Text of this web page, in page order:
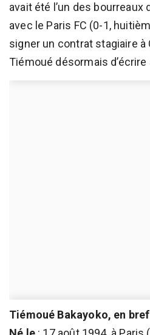
avait été l’un des bourreaux
avec le Paris FC (0-1,
signer un contrat stagiaire à
Tiémoué désormais
Tiémoué Bakayoko, en bref